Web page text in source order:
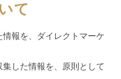
て
報を、ダイレクトマーケ
した情報を、原則として